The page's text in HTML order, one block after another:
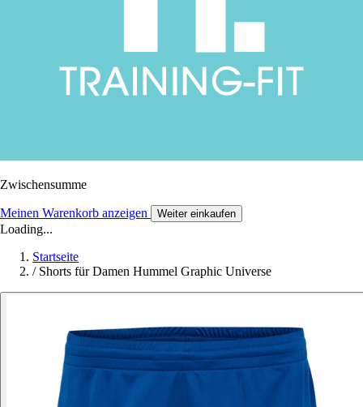
Zwischensumme
Meinen Warenkorb anzeigen Weiter einkaufen
Loading...
Startseite
/ Shorts für Damen Hummel Graphic Universe